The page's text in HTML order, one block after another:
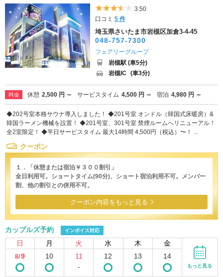
5つ星のうち3.5
3.50
口コミ5 件
埼玉県さいたま市岩槻区加倉3-4-45
048-757-7300
フェアリーグループ
岩槻駅 (車5分)
岩槻IC (車3分)
料金 休憩 2,500 円 ～ サービスタイム 4,500 円 ～ 宿泊 4,980 円 ～
◆202号室本格サウナ導入しました！ ◆201号室 オンドル（韓国式床暖房）&
韓国ラーメン機械を設置！ ◆201号室、301号室 禁煙ルームへリニューアル！
全2室限定！ ◆平日サービスタイム 最大14時間 4,500円（税込）〜！ ...
クーポン
１．「休憩または宿泊￥３００割引」
全日利用可。ショートタイム(90分)、ショート宿泊利用不可。メンバー
割、他の割引との併用不可。
クーポン内容をもっと見る
カップルズ予約 インボイス対応
日 月 火 水 木 金
8/9 10
11
-
12 13 14
もっと見る